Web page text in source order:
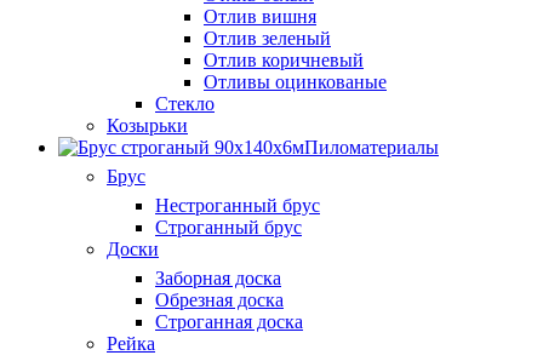
Отлив вишня
Отлив зеленый
Отлив коричневый
Отливы оцинкованые
Стекло
Козырьки
Пиломатериалы
Брус
Нестроганный брус
Строганный брус
Доски
Заборная доска
Обрезная доска
Строганная доска
Рейка